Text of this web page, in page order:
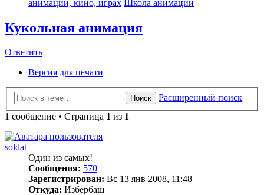
анимации, кино, играх Школа анимации
Кукольная анимация
Ответить
Версия для печати
Поиск
Расширенный поиск
1 сообщение • Страница 1 из 1
soldat
Один из самых!
Сообщения: 570
Зарегистрирован: Вс 13 янв 2008, 11:48
Откуда: Избербаш